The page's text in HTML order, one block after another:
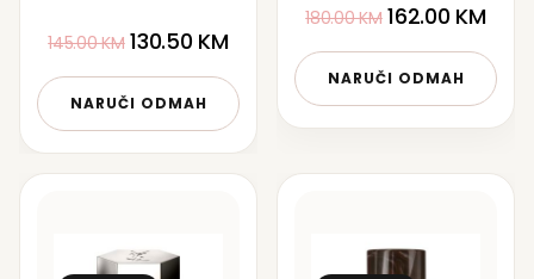
145.00KM 130.50 KM
NARUČI ODMAH
180.00KM 162.00 KM
NARUČI ODMAH